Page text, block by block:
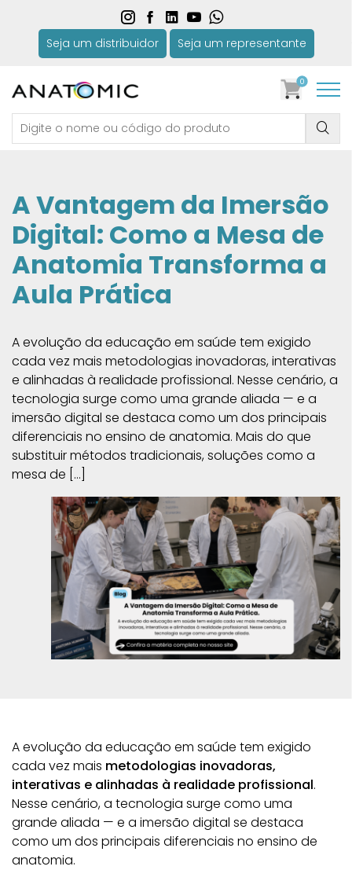
Seja um distribuidor Seja um representante
0
A Vantagem da Imersão
Digital: Como a Mesa de
Anatomia Transforma a
Aula Prática
A evolução da educação em saúde tem exigido
cada vez mais metodologias inovadoras, interativas
e alinhadas à realidade profissional. Nesse cenário, a
tecnologia surge como uma grande aliada — e a
imersão digital se destaca como um dos principais
diferenciais no ensino de anatomia. Mais do que
substituir métodos tradicionais, soluções como a
mesa de […]
A evolução da educação em saúde tem exigido
cada vez mais metodologias inovadoras,
interativas e alinhadas à realidade profissional.
Nesse cenário, a tecnologia surge como uma
grande aliada — e a imersão digital se destaca
como um dos principais diferenciais no ensino de
anatomia.